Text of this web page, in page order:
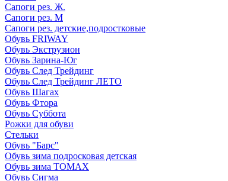
Сапоги рез. Ж.
Сапоги рез. М
Сапоги рез. детские,подростковые
Обувь FRIWAY
Обувь Экструзион
Обувь Зарина-Юг
Обувь След Трейдинг
Обувь След Трейдинг ЛЕТО
Обувь Шагах
Обувь Фтора
Обувь Суббота
Рожки для обуви
Стельки
Обувь "Барс"
Обувь зима подросковая детская
Обувь зима ТОМАХ
Обувь Сигма